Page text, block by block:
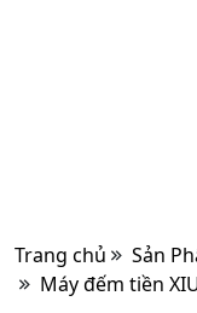
Trang chủ Sản
Máy đếm tiền